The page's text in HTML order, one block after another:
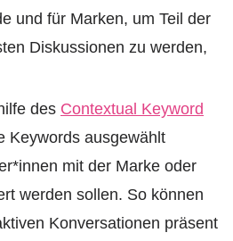
und für Marken, um Teil der
Diskussionen zu werden,
des Contextual Keyword
Keywords ausgewählt
mit der Marke oder
werden sollen. So können
Konversationen präsent